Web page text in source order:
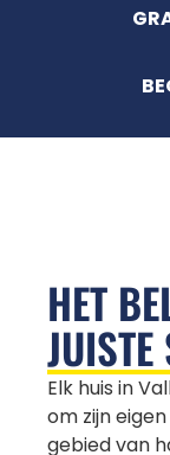
HET
JUISTE
Elk huis in
om zijn
gebied van